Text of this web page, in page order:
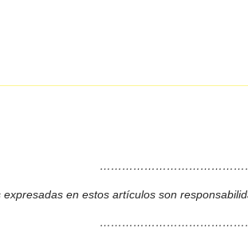
expresadas en estos artículos son